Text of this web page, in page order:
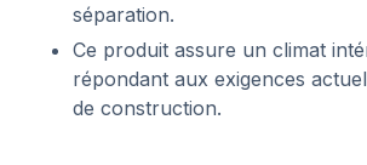
séparation.
Ce produit assure un climat
répondant aux exigences
de construction.